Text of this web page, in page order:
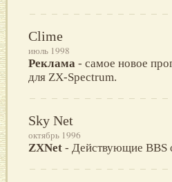
Clime
июль 1998
Реклама - самое новое
для ZX-Spectrum.
Sky Net
октябрь 1996
ZXNet - Действующие BBS